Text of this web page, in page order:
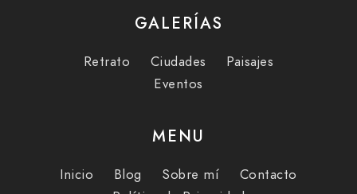
GALERÍAS
Retrato Ciudades
Paisajes
Eventos
MENU
Inicio Blog Sobre mí
Contacto